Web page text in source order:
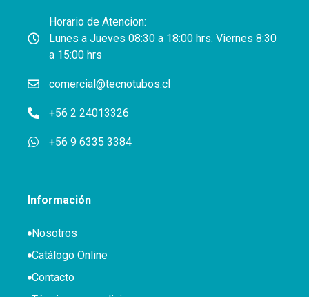
Horario de Atencion:
Lunes a Jueves 08:30 a 18:00 hrs. Viernes 8:30
a 15:00 hrs
comercial@tecnotubos.cl
+56 2 24013326
+56 9 6335 3384
Información
Nosotros
Catálogo Online
Contacto